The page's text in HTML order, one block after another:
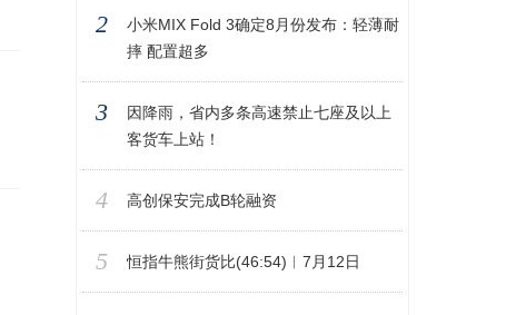
2
小米MIX Fold 3确定8月份发布：轻薄耐
摔 配置超多
3
因降雨，省内多条高速禁止七座及以上
客货车上站！
4 高创保安完成B轮融资
5 恒指牛熊街货比(46:54)︱7月12日